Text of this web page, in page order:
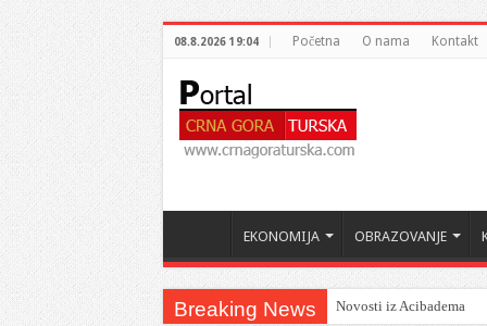
08.8.2026 19:04 Početna O nama Kontakt
EKONOMIJA OBRAZOVANJE
Breaking News Novosti iz Acibadema